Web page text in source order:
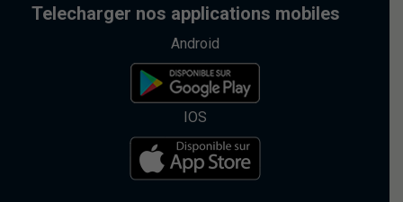
Telecharger nos applications mobiles
Android
IOS